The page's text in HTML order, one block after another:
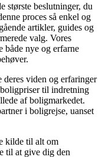
største beslutninger, du
proces så enkel og
artikler, guides og
valg. Vores
både nye og erfarne
deres viden og erfaringer
til indretning
af boligmarkedet.
i boligrejse, uanset
kilde til alt om
til at give dig den